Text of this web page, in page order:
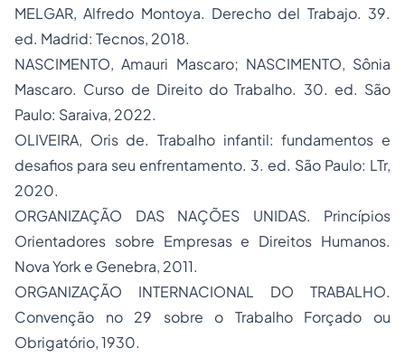
MELGAR, Alfredo Montoya. Derecho del Trabajo. 39.
ed. Madrid: Tecnos, 2018.
NASCIMENTO, Amauri Mascaro; NASCIMENTO, Sônia
Mascaro. Curso de Direito do Trabalho. 30. ed. São
Paulo: Saraiva, 2022.
OLIVEIRA, Oris de. Trabalho infantil: fundamentos e
desafios para seu enfrentamento. 3. ed. São Paulo: LTr,
2020.
ORGANIZAÇÃO DAS NAÇÕES UNIDAS. Princípios
Orientadores sobre Empresas e Direitos Humanos.
Nova York e Genebra, 2011.
ORGANIZAÇÃO INTERNACIONAL DO TRABALHO.
Convenção no 29 sobre o Trabalho Forçado ou
Obrigatório, 1930.